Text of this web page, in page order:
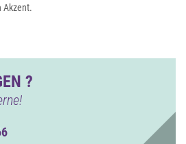
Akzent.
?